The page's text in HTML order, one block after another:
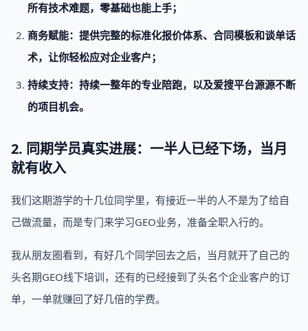
所有技术难题，零基础也能上手；
商务赋能：提供完整的标准化报价体系、合同模板和谈单话
术，让你轻松应对企业客户；
持续支持：持续一整年的专业陪跑，以及爱搜平台源源不断
的项目机会。
2. 同期学员真实进展：一半人已经下场，当月
就有收入
我们这期游学的十几位同学里，有接近一半的人不是为了给自
己做流量，而是专门来学习GEO业务，准备全职入行的。
我从朋友圈看到，有好几个同学回去之后，当月就开了自己的
头名期GEO线下培训，还有的已经接到了头名个企业客户的订
单，一单就赚回了好几倍的学费。